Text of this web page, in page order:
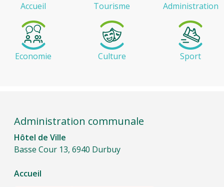
Accueil Tourisme Administration
Economie Culture Sport
Administration communale
Hôtel de Ville
Basse Cour 13, 6940 Durbuy
Accueil